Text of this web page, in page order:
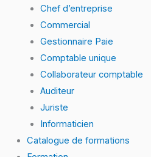
Chef d’entreprise
Commercial
Gestionnaire Paie
Comptable unique
Collaborateur comptable
Auditeur
Juriste
Informaticien
Catalogue de formations